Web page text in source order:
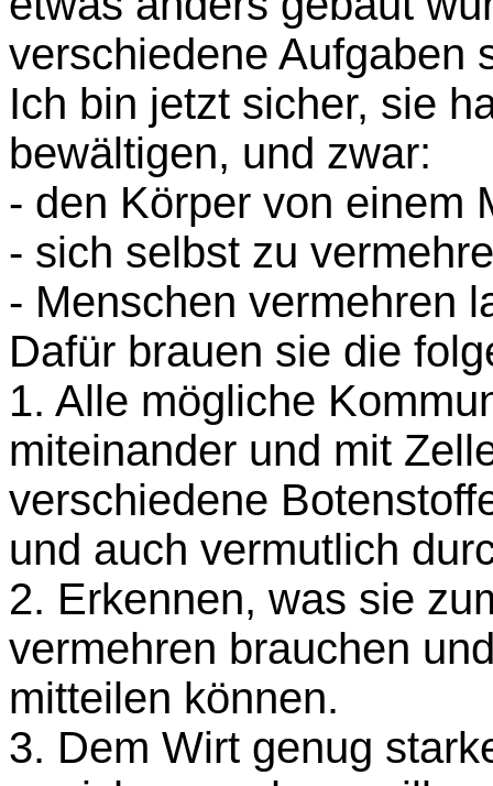
verschiedene Aufgaben
Ich bin jetzt sicher, sie
bewältigen, und zwar:
- den Körper von einem
- sich selbst zu
- Menschen vermehren
Dafür brauen sie die
1. Alle mögliche
miteinander und mit
verschiedene
und auch vermutlich
2. Erkennen, was sie
vermehren brauchen
mitteilen können.
3. Dem Wirt genug